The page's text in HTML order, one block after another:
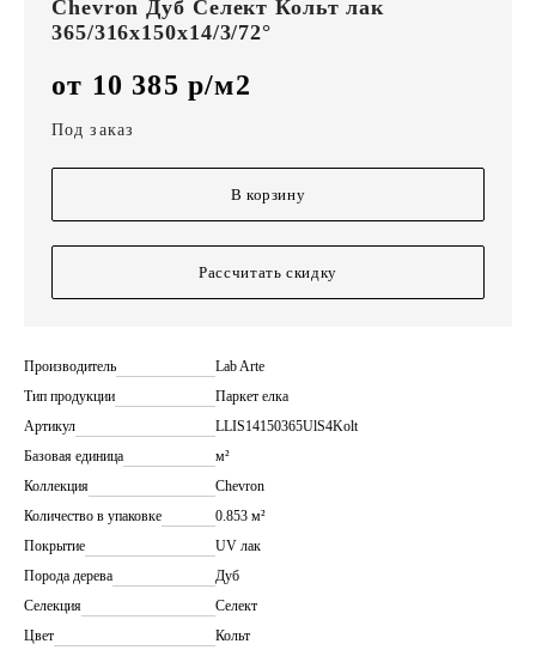
Chevron Дуб Селект Кольт лак
365/316х150х14/3/72°
от 10 385 р/м2
Под заказ
В корзину
Рассчитать скидку
Производитель
Lab Arte
Тип продукции
Паркет елка
Артикул
LLIS14150365UlS4Kolt
Базовая единица
м²
Коллекция
Chevron
Количество в упаковке
0.853 м²
Покрытие
UV лак
Порода дерева
Дуб
Селекция
Селект
Цвет
Кольт